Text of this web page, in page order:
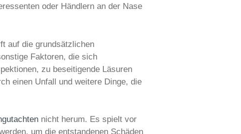
oder Händlern an der Nase
auf die grundsätzlichen
Faktoren, die sich
zu beseitigende Läsuren
einen Unfall und weitere Dinge, die
nicht herum. Es spielt vor
um die entstandenen Schäden